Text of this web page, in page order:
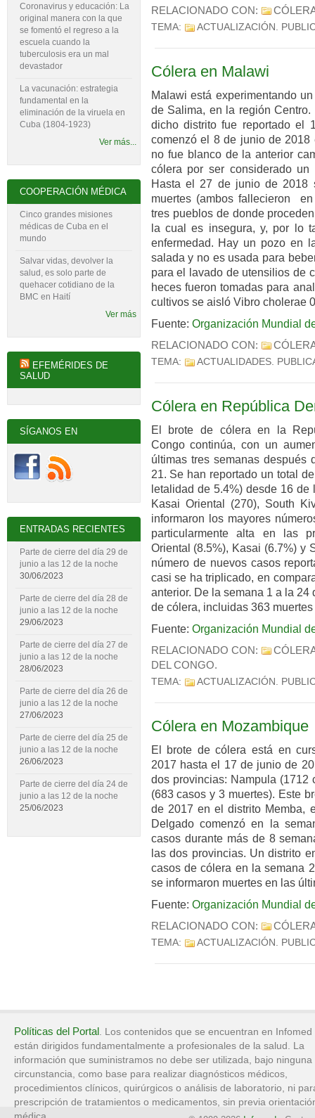
RELACIONADO CON:
TEMA: ACTUALIZACIÓN .
Cólera en Malawi
Malawi está experimentando
de Salima, en la región
dicho distrito fue reportado el
comenzó el 8 de junio de
no fue blanco de la anterior
cólera por ser considerado
Hasta el 27 de junio de 2018
muertes (ambos fallecieron
tres pueblos de donde
la cual es insegura, y, por lo
enfermedad. Hay un pozo en
salada y no es usada para
para el lavado de utensilios de
heces fueron tomadas para
cultivos se aisló Vibro cholerae
Fuente: Organización Mundial
RELACIONADO CON:
TEMA: ACTUALIDADES.
Cólera en República
El brote de cólera en la
Congo continúa, con un
últimas tres semanas
21. Se han reportado un total
letalidad de 5.4%) desde 16
Kasai Oriental (270), South
informaron los mayores
particularmente alta en las
Oriental (8.5%), Kasai (6.7%) y
número de nuevos casos
casi se ha triplicado, en
anterior. De la semana 1 a la
de cólera, incluidas 363
Fuente: Organización Mundial
RELACIONADO CON:
DEL CONGO.
TEMA: ACTUALIZACIÓN .
Cólera en Mozambique
El brote de cólera está en
2017 hasta el 17 de junio de
dos provincias: Nampula (1712
(683 casos y 3 muertes). Este
de 2017 en el distrito Memba,
Delgado comenzó en la
casos durante más de 8
las dos provincias. Un distrito
casos de cólera en la semana
se informaron muertes en las
Fuente: Organización Mundial
RELACIONADO CON:
TEMA: ACTUALIZACIÓN .
Coronavirus y educación: La
original manera con la que
se fomentó el regreso a la
escuela cuando la
tuberculosis era un mal
devastador
La vacunación: estrategia
fundamental en la
eliminación de la viruela en
Cuba (1804-‍1923)
Ver más...
COOPERACIÓN MÉDICA
Cinco grandes misiones
médicas de Cuba en el
mundo
Salvar vidas, devolver la
salud, es solo parte de
quehacer cotidiano de la
BMC en Haití
Ver más
EFEMÉRIDES DE
SALUD
SÍGANOS EN
ENTRADAS RECIENTES
Parte de cierre del día 29 de
junio a las 12 de la noche
30/06/2023
Parte de cierre del día 28 de
junio a las 12 de la noche
29/06/2023
Parte de cierre del día 27 de
junio a las 12 de la noche
28/06/2023
Parte de cierre del día 26 de
junio a las 12 de la noche
27/06/2023
Parte de cierre del día 25 de
junio a las 12 de la noche
26/06/2023
Parte de cierre del día 24 de
junio a las 12 de la noche
25/06/2023
Políticas del Portal. Los contenidos que se encuentran en Infomed
están dirigidos fundamentalmente a profesionales de la salud. La
información que suministramos no debe ser utilizada, bajo ninguna
circunstancia, como base para realizar diagnósticos médicos,
procedimientos clínicos, quirúrgicos o análisis de laboratorio, ni
prescripción de tratamientos o medicamentos, sin previa